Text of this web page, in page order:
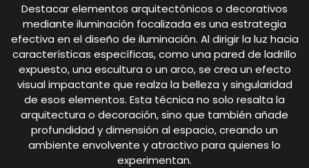
Destacar elementos arquitectónicos o decorativos
mediante iluminación focalizada es una estrategia
efectiva en el diseño de iluminación. Al dirigir la luz hacia
características específicas, como una pared de ladrillo
expuesto, una escultura o un arco, se crea un efecto
visual impactante que realza la belleza y singularidad
de esos elementos. Esta técnica no solo resalta la
arquitectura o decoración, sino que también añade
profundidad y dimensión al espacio, creando un
ambiente envolvente y atractivo para quienes lo
experimentan.